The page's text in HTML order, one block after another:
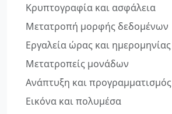
Κρυπτογραφία και ασφάλεια
Μετατροπή μορφής δεδομένων
Εργαλεία ώρας και ημερομηνίας
Μετατροπείς μονάδων
Ανάπτυξη και προγραμματισμός
Εικόνα και πολυμέσα